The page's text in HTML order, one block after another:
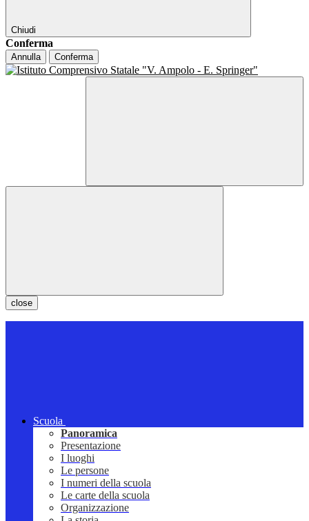
Chiudi
Conferma
Annulla Conferma
close
Scuola
Panoramica
Presentazione
I luoghi
Le persone
I numeri della scuola
Le carte della scuola
Organizzazione